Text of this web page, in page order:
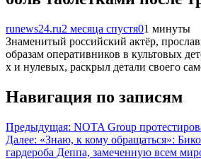
runews24.ru2 месяца спустя01 минуты
Знаменитый российский актёр,
образам оперативников в культовых
х и нулевых, раскрыл детали своего
Навигация по записям
Предыдущая: NOTA Group
Далее: «Знаю, к кому обращаться»:
гардероба Деппа, замеченную всем